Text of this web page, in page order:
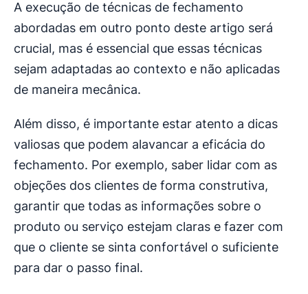
A execução de técnicas de fechamento
abordadas em outro ponto deste artigo será
crucial, mas é essencial que essas técnicas
sejam adaptadas ao contexto e não aplicadas
de maneira mecânica.
Além disso, é importante estar atento a dicas
valiosas que podem alavancar a eficácia do
fechamento. Por exemplo, saber lidar com as
objeções dos clientes de forma construtiva,
garantir que todas as informações sobre o
produto ou serviço estejam claras e fazer com
que o cliente se sinta confortável o suficiente
para dar o passo final.